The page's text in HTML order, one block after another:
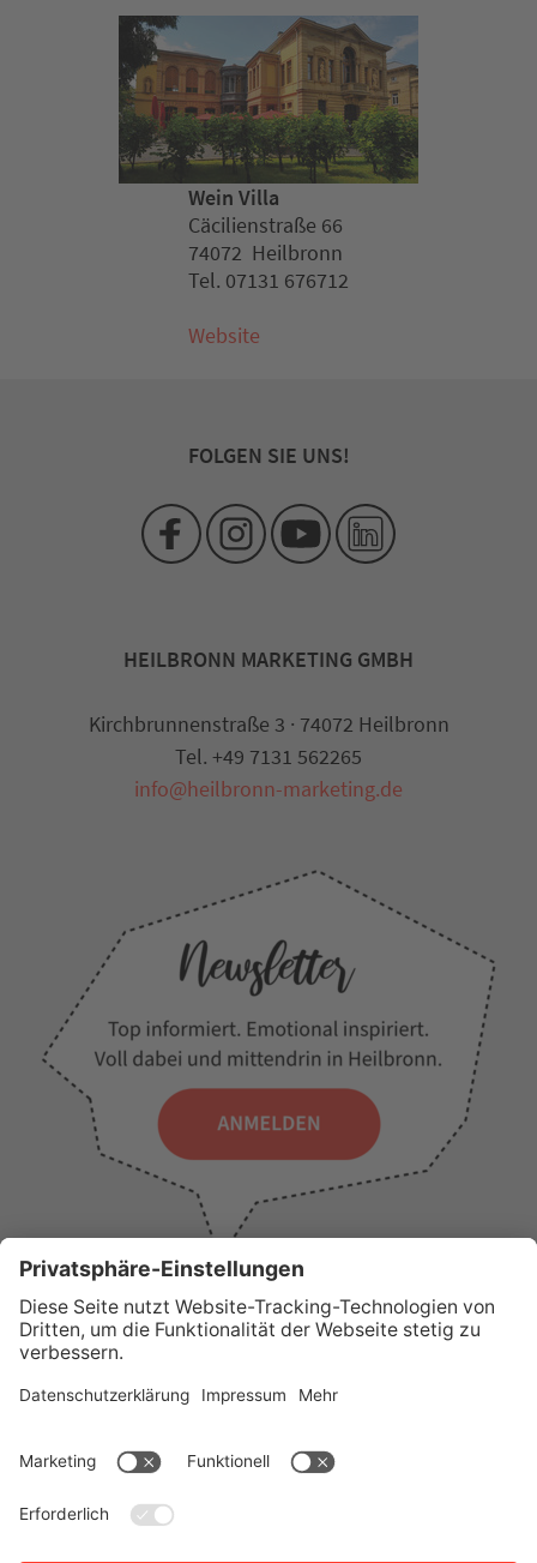
Wein Villa
Cäcilienstraße 66
74072 Heilbronn
Tel. 07131 676712
Website
FOLGEN SIE UNS!
WICHTIGE LINKS
PresseWir über unsTourist-Information
Erklärung zur Barrierefreiheit
Impressum
HEILBRONN MARKETING GMBH
Kirchbrunnenstraße 3 · 74072 Heilbronn
Tel. +49 7131 562265
info@heilbronn-marketing.de